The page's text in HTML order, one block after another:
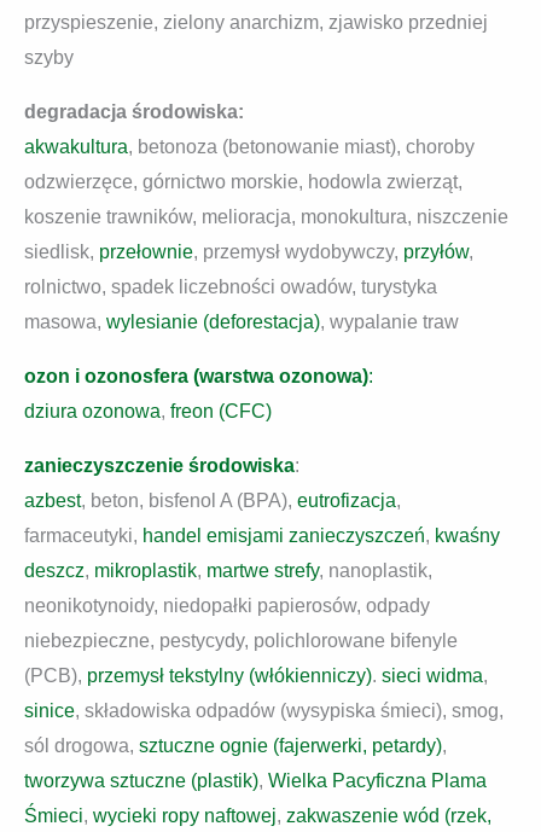
przyspieszenie, zielony anarchizm, zjawisko przedniej
szyby
degradacja środowiska:
akwakultura, betonoza (betonowanie miast), choroby
odzwierzęce, górnictwo morskie, hodowla zwierząt,
koszenie trawników, melioracja, monokultura, niszczenie
siedlisk, przełownie, przemysł wydobywczy, przyłów,
rolnictwo, spadek liczebności owadów, turystyka
masowa, wylesianie (deforestacja), wypalanie traw
ozon i ozonosfera (warstwa ozonowa):
dziura ozonowa, freon (CFC)
zanieczyszczenie środowiska:
azbest, beton, bisfenol A (BPA), eutrofizacja,
farmaceutyki, handel emisjami zanieczyszczeń, kwaśny
deszcz, mikroplastik, martwe strefy, nanoplastik,
neonikotynoidy, niedopałki papierosów, odpady
niebezpieczne, pestycydy, polichlorowane bifenyle
(PCB), przemysł tekstylny (włókienniczy). sieci widma,
sinice, składowiska odpadów (wysypiska śmieci), smog,
sól drogowa, sztuczne ognie (fajerwerki, petardy),
tworzywa sztuczne (plastik), Wielka Pacyficzna Plama
Śmieci, wycieki ropy naftowej, zakwaszenie wód (rzek,